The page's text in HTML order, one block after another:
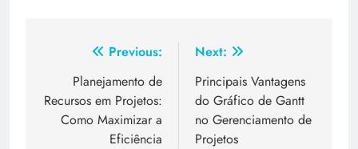
Previous:
Planejamento de
Recursos em Projetos:
Como Maximizar a
Eficiência
Next:
Principais Vantagens
do Gráfico de Gantt
no Gerenciamento de
Projetos